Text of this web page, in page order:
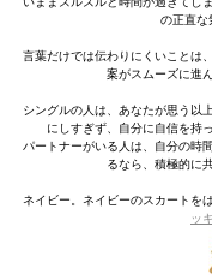
の正直な
言葉だけでは伝わりにくいことは
案がスムーズに進
シングルの人は、あなたが思う以
にしすぎず、自分に自信を持
パートナーがいる人は、自分の時
るなら、積極的に
ネイビー。ネイビーのスカートを
ッ